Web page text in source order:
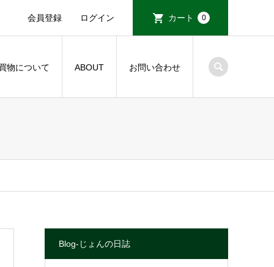
会員登録 ログイン カート 0
物について ABOUT お問い合わせ
Blog-じょんの日誌